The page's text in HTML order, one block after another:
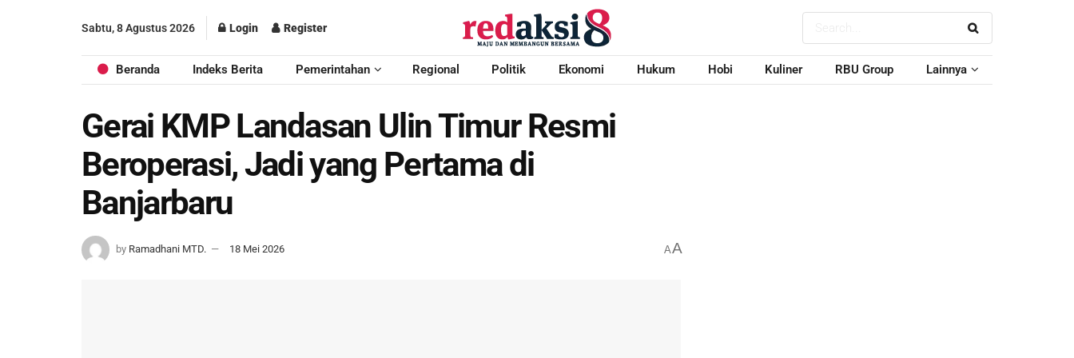
Sabtu, 8 Agustus 2026 Login Register
Beranda Indeks Berita Pemerintahan Regional Politik Ekonomi Hukum Hobi Kuliner RBU Group Lainnya
Gerai KMP Landasan Ulin Timur Resmi
Beroperasi, Jadi yang Pertama di
Banjarbaru
by Ramadhani MTD. 18 Mei 2026 AA